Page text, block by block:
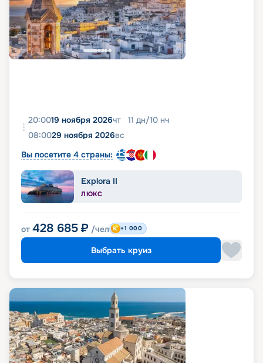
20:0019 ноября 2026чт 11 дн/10 нч
08:0029 ноября 2026вс
Вы посетите 4 страны:
Explora II
ЛЮКС
от 428 685 ₽ /чел +1 000
Выбрать круиз